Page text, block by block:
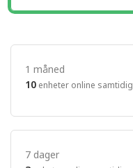
1 måned
10 enheter online samtidig
7 dager